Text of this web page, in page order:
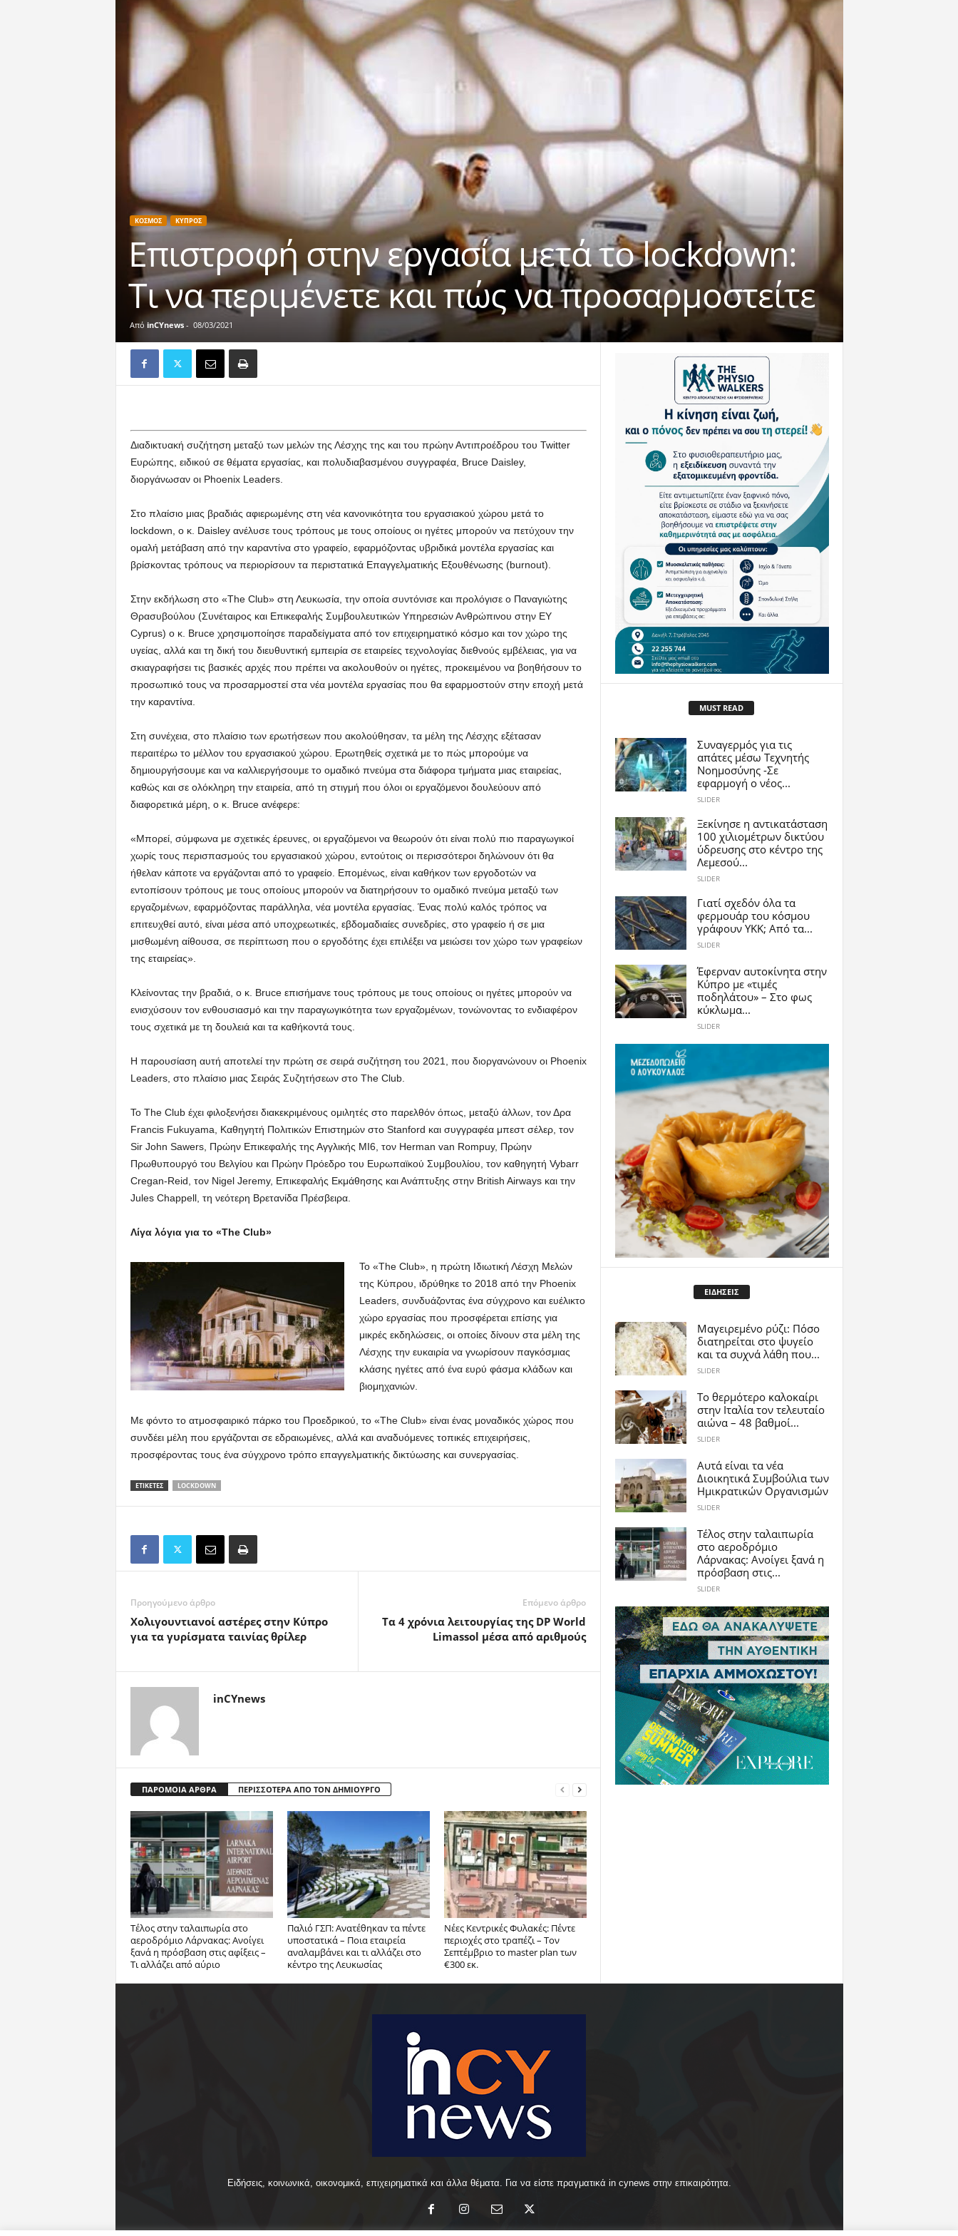
ΚΟΣΜΟΣ ΚΥΠΡΟΣ
Επιστροφή στην εργασία μετά το lockdown:
Τι να περιμένετε και πώς να προσαρμοστείτε
Από inCYnews- 08/03/2021
Διαδικτυακή συζήτηση μεταξύ των μελών της Λέσχης της και του πρώην Αντιπροέδρου του Twitter
Ευρώπης, ειδικού σε θέματα εργασίας, και πολυδιαβασμένου συγγραφέα, Bruce Daisley,
διοργάνωσαν οι Phoenix Leaders.
Στο πλαίσιο μιας βραδιάς αφιερωμένης στη νέα κανονικότητα του εργασιακού χώρου μετά το
lockdown, ο κ. Daisley ανέλυσε τους τρόπους με τους οποίους οι ηγέτες μπορούν να πετύχουν την
ομαλή μετάβαση από την καραντίνα στο γραφείο, εφαρμόζοντας υβριδικά μοντέλα εργασίας και
βρίσκοντας τρόπους να περιορίσουν τα περιστατικά Επαγγελματικής Εξουθένωσης (burnout).
Στην εκδήλωση στο «The Club» στη Λευκωσία, την οποία συντόνισε και προλόγισε ο Παναγιώτης
Θρασυβούλου (Συνέταιρος και Επικεφαλής Συμβουλευτικών Υπηρεσιών Ανθρώπινου στην EY
Cyprus) ο κ. Bruce χρησιμοποίησε παραδείγματα από τον επιχειρηματικό κόσμο και τον χώρο της
υγείας, αλλά και τη δική του διευθυντική εμπειρία σε εταιρείες τεχνολογίας διεθνούς εμβέλειας, για να
σκιαγραφήσει τις βασικές αρχές που πρέπει να ακολουθούν οι ηγέτες, προκειμένου να βοηθήσουν το
προσωπικό τους να προσαρμοστεί στα νέα μοντέλα εργασίας που θα εφαρμοστούν στην εποχή μετά
την καραντίνα.
Στη συνέχεια, στο πλαίσιο των ερωτήσεων που ακολούθησαν, τα μέλη της Λέσχης εξέτασαν
περαιτέρω το μέλλον του εργασιακού χώρου. Ερωτηθείς σχετικά με το πώς μπορούμε να
δημιουργήσουμε και να καλλιεργήσουμε το ομαδικό πνεύμα στα διάφορα τμήματα μιας εταιρείας,
καθώς και σε ολόκληρη την εταιρεία, από τη στιγμή που όλοι οι εργαζόμενοι δουλεύουν από
διαφορετικά μέρη, ο κ. Bruce ανέφερε:
«Μπορεί, σύμφωνα με σχετικές έρευνες, οι εργαζόμενοι να θεωρούν ότι είναι πολύ πιο παραγωγικοί
χωρίς τους περισπασμούς του εργασιακού χώρου, εντούτοις οι περισσότεροι δηλώνουν ότι θα
ήθελαν κάποτε να εργάζονται από το γραφείο. Επομένως, είναι καθήκον των εργοδοτών να
εντοπίσουν τρόπους με τους οποίους μπορούν να διατηρήσουν το ομαδικό πνεύμα μεταξύ των
εργαζομένων, εφαρμόζοντας παράλληλα, νέα μοντέλα εργασίας. Ένας πολύ καλός τρόπος να
επιτευχθεί αυτό, είναι μέσα από υποχρεωτικές, εβδομαδιαίες συνεδρίες, στο γραφείο ή σε μια
μισθωμένη αίθουσα, σε περίπτωση που ο εργοδότης έχει επιλέξει να μειώσει τον χώρο των γραφείων
της εταιρείας».
Κλείνοντας την βραδιά, ο κ. Bruce επισήμανε τους τρόπους με τους οποίους οι ηγέτες μπορούν να
ενισχύσουν τον ενθουσιασμό και την παραγωγικότητα των εργαζομένων, τονώνοντας το ενδιαφέρον
τους σχετικά με τη δουλειά και τα καθήκοντά τους.
Η παρουσίαση αυτή αποτελεί την πρώτη σε σειρά συζήτηση του 2021, που διοργανώνουν οι Phoenix
Leaders, στο πλαίσιο μιας Σειράς Συζητήσεων στο The Club.
Το The Club έχει φιλοξενήσει διακεκριμένους ομιλητές στο παρελθόν όπως, μεταξύ άλλων, τον Δρα
Francis Fukuyama, Καθηγητή Πολιτικών Επιστημών στο Stanford και συγγραφέα μπεστ σέλερ, τον
Sir John Sawers, Πρώην Επικεφαλής της Αγγλικής MI6, τον Herman van Rompuy, Πρώην
Πρωθυπουργό του Βελγίου και Πρώην Πρόεδρο του Ευρωπαϊκού Συμβουλίου, τον καθηγητή Vybarr
Cregan-Reid, τον Nigel Jeremy, Επικεφαλής Εκμάθησης και Ανάπτυξης στην British Airways και την
Jules Chappell, τη νεότερη Βρετανίδα Πρέσβειρα.
Λίγα λόγια για το «The Club»
Το «The Club», η πρώτη Ιδιωτική Λέσχη Μελών
της Κύπρου, ιδρύθηκε το 2018 από την Phoenix
Leaders, συνδυάζοντας ένα σύγχρονο και ευέλικτο
χώρο εργασίας που προσφέρεται επίσης για
μικρές εκδηλώσεις, οι οποίες δίνουν στα μέλη της
Λέσχης την ευκαιρία να γνωρίσουν παγκόσμιας
κλάσης ηγέτες από ένα ευρύ φάσμα κλάδων και
βιομηχανιών.
Με φόντο το ατμοσφαιρικό πάρκο του Προεδρικού, το «The Club» είναι ένας μοναδικός χώρος που
συνδέει μέλη που εργάζονται σε εδραιωμένες, αλλά και αναδυόμενες τοπικές επιχειρήσεις,
προσφέροντας τους ένα σύγχρονο τρόπο επαγγελματικής δικτύωσης και συνεργασίας.
ΕΤΙΚΕΤΕΣ LOCKDOWN
Προηγούμενο άρθρο
Χολιγουντιανοί αστέρες στην Κύπρο
για τα γυρίσματα ταινίας θρίλερ
Επόμενο άρθρο
Tα 4 χρόνια λειτουργίας της DP World
Limassol μέσα από αριθμούς
inCYnews
ΠΑΡΟΜΟΙΑ ΑΡΘΡΑ ΠΕΡΙΣΣΟΤΕΡΑ ΑΠΟ ΤΟΝ ΔΗΜΙΟΥΡΓΟ
Tέλος στην ταλαιπωρία στο
αεροδρόμιο Λάρνακας: Ανοίγει
ξανά η πρόσβαση στις αφίξεις –
Τι αλλάζει από αύριο
Παλιό ΓΣΠ: Ανατέθηκαν τα πέντε
υποστατικά – Ποια εταιρεία
αναλαμβάνει και τι αλλάζει στο
κέντρο της Λευκωσίας
Νέες Κεντρικές Φυλακές: Πέντε
περιοχές στο τραπέζι – Τον
Σεπτέμβριο το master plan των
€300 εκ.
MUST READ
Συναγερμός για τις
απάτες μέσω Τεχνητής
Νοημοσύνης -Σε
εφαρμογή ο νέος...
SLIDER
Ξεκίνησε η αντικατάσταση
100 χιλιομέτρων δικτύου
ύδρευσης στο κέντρο της
Λεμεσού...
SLIDER
Γιατί σχεδόν όλα τα
φερμουάρ του κόσμου
γράφουν YKK; Από τα...
SLIDER
Έφερναν αυτοκίνητα στην
Κύπρο με «τιμές
ποδηλάτου» – Στο φως
κύκλωμα...
SLIDER
ΕΙΔΗΣΕΙΣ
Μαγειρεμένο ρύζι: Πόσο
διατηρείται στο ψυγείο
και τα συχνά λάθη που...
SLIDER
Το θερμότερο καλοκαίρι
στην Ιταλία τον τελευταίο
αιώνα – 48 βαθμοί...
SLIDER
Αυτά είναι τα νέα
Διοικητικά Συμβούλια των
Ημικρατικών Οργανισμών
SLIDER
Tέλος στην ταλαιπωρία
στο αεροδρόμιο
Λάρνακας: Ανοίγει ξανά η
πρόσβαση στις...
SLIDER
Ειδήσεις, κοινωνικά, οικονομικά, επιχειρηματικά και άλλα θέματα. Για να είστε πραγματικά in cynews στην επικαιρότητα.